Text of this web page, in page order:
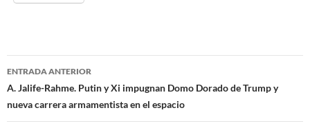
Navegación
de
ENTRADA ANTERIOR
A. Jalife-Rahme. Putin y Xi impugnan Domo Dorado de Trump y
nueva carrera armamentista en el espacio